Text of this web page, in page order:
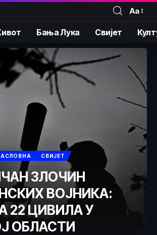
Аа
Бања Лука Свијет
СВИЈЕТ
ЗЛОЧИН
ВОЈНИКА:
22 ЦИВИЛА У
ОБЛАСТИ